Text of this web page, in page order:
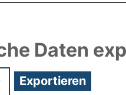
Daten